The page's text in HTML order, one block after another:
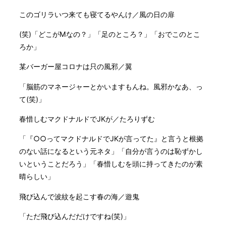
このゴリラいつ来ても寝てるやんけ／風の日の扉
(笑)「どこがMなの？」「足のところ？」「おでこのとこ
ろか」
某バーガー屋コロナは只の風邪／翼
「脳筋のマネージャーとかいますもんね。風邪かなあ、っ
て(笑)」
春惜しむマクドナルドでJKが／たろりずむ
「『○○ってマクドナルドでJKが言ってた』と言うと根拠
のない話になるという元ネタ」「自分が言うのは恥ずかし
いということだろう」「春惜しむを頭に持ってきたのが素
晴らしい」
飛び込んで波紋を起こす春の海／遊鬼
「ただ飛び込んだだけですね(笑)」